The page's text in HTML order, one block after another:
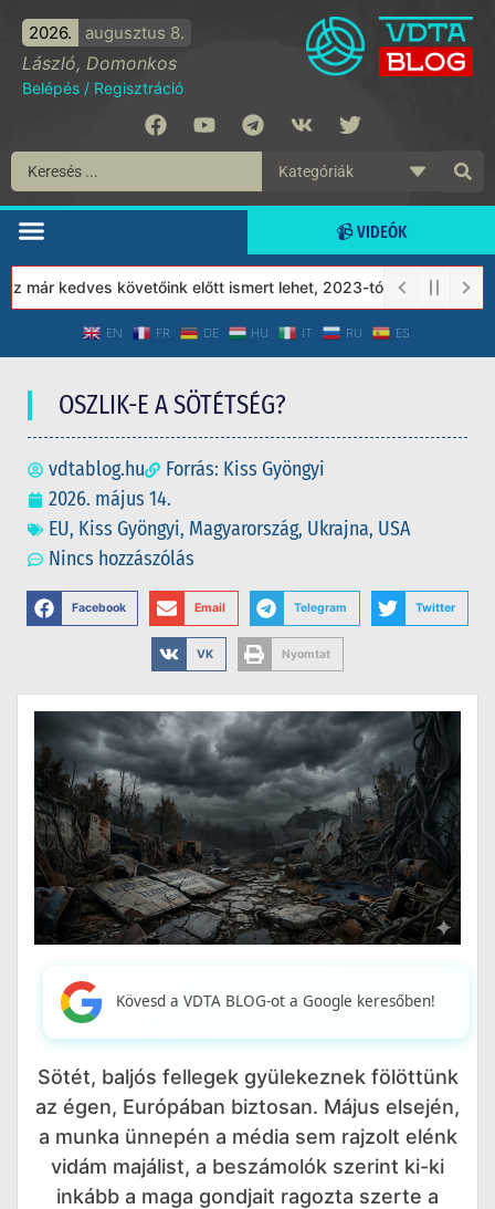
2026. augusztus 8.
László, Domonkos
Belépés / Regisztráció
📹 VIDEÓK
kedves követőink előtt ismert lehet, 2023-tól a Védett
EN FR DE HU IT RU ES
OSZLIK-E A SÖTÉTSÉG?
vdtablog.hu
Forrás: Kiss Gyöngyi
2026. május 14.
EU, Kiss Gyöngyi, Magyarország, Ukrajna, USA
Nincs hozzászólás
Facebook Email Telegram Twitter
VK Nyomtat
Kövesd a VDTA BLOG-ot a Google keresőben!
Sötét, baljós fellegek gyülekeznek fölöttünk
az égen, Európában biztosan. Május elsején,
a munka ünnepén a média sem rajzolt elénk
vidám majálist, a beszámolók szerint ki-ki
inkább a maga gondjait ragozta szerte a